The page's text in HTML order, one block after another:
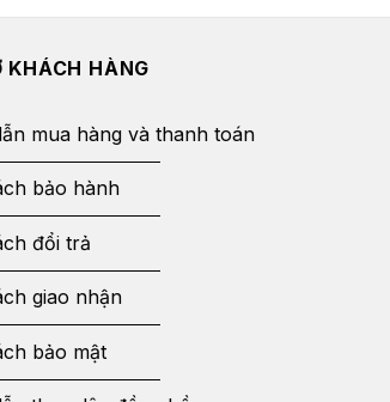
KHÁCH HÀNG
mua hàng và thanh toán
bảo hành
đổi trả
giao nhận
bảo mật